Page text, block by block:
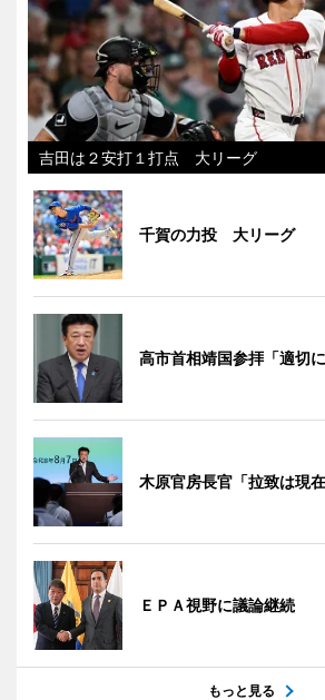
吉田は２安打１打点 大リーグ
千賀の力投 大リーグ
高市首相靖国参拝「適切に
木原官房長官「拉致は現在
ＥＰＡ視野に議論継続
もっと見る